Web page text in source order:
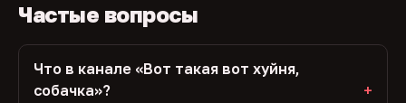
Частые вопросы
Что в канале «Вот такая вот хуйня,
собачка»?